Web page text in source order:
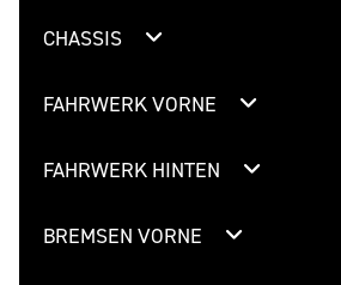
CHASSIS
FAHRWERK VORNE
FAHRWERK HINTEN
BREMSEN VORNE